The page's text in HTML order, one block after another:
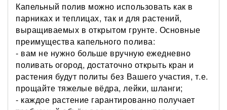
Капельный полив можно использовать как в
парниках и теплицах, так и для растений,
выращиваемых в открытом грунте. Основные
преимущества капельного полива:
- вам не нужно больше вручную ежедневно
поливать огород, достаточно открыть кран и
растения будут политы без Вашего участия, т.е.
прощайте тяжелые вёдра, лейки, шланги;
- каждое растение гарантированно получает